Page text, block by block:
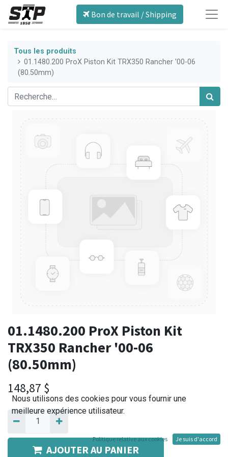
Bon de travail / Shipping
Tous les produits
01.1480.200 ProX Piston Kit TRX350 Rancher '00-06
(80.50mm)
01.1480.200 ProX Piston Kit
TRX350 Rancher '00-06
(80.50mm)
148,87 $
AJOUTER AU PANIER
Nous utilisons des cookies pour vous fournir une
meilleure expérience utilisateur.
Politique relative aux cookies Je suis d'accord